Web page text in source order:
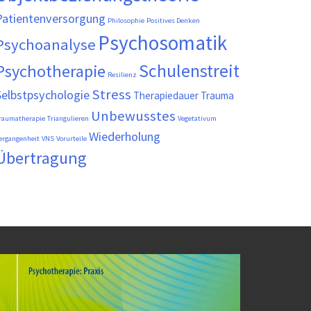
Philosophie Positives Denken
Psychosomatik
Resilienz Schulenstreit
Stress Therapiedauer Trauma
Triangulieren Unbewusstes Vegetativum
VNS Vorurteile Wiederholung